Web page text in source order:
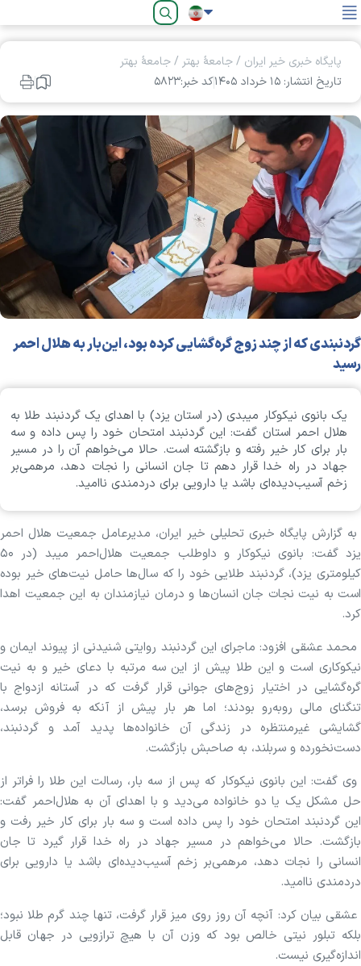
فارسی
پایگاه خبری خیر ایران /جامعۀ بهتر /جامعۀ بهتر
تاریخ انتشار: ۱۵ خرداد ۱۴۰۵
کد خبر:۵۸۲۳
گردنبندی که از چند زوج گره‌گشایی کرده بود، این‌بار به هلال احمر
رسید
یک بانوی نیکوکار میبدی (در استان یزد) با اهدای یک گردنبند طلا به
هلال احمر استان گفت: این گردنبند امتحان خود را پس داده و سه
بار برای کار خیر رفته و بازگشته است. حالا می‌خواهم آن را در مسیر
جهاد در راه خدا قرار دهم تا جان انسانی را نجات دهد، مرهمی‌بر
زخم آسیب‌دیده‌ای باشد یا دارویی برای دردمندی ناامید.
به گزارش پایگاه خبری تحلیلی خیر ایران، مدیرعامل جمعیت هلال احمر
یزد گفت: بانوی نیکوکار و داوطلب جمعیت هلال‌احمر میبد (در ۵۰
کیلومتری یزد)، گردنبند طلایی خود را که سال‌ها حامل نیت‌های خیر بوده
است به نیت نجات جان انسان‌ها و درمان نیازمندان به این جمعیت اهدا
کرد.
محمد عشقی افزود: ماجرای این گردنبند روایتی شنیدنی از پیوند ایمان و
نیکوکاری است و این طلا پیش از این سه مرتبه با دعای خیر و به نیت
گره‌گشایی در اختیار زوج‌های جوانی قرار گرفت که در آستانه ازدواج با
تنگنای مالی روبه‌رو بودند؛ اما هر بار پیش از آنکه به فروش برسد،
گشایشی غیرمنتظره در زندگی آن خانواده‌ها پدید آمد و گردنبند،
دست‌نخورده و سربلند، به صاحبش بازگشت.
وی گفت: این بانوی نیکوکار که پس از سه بار، رسالت این طلا را فراتر از
حل مشکل یک یا دو خانواده می‌دید و با اهدای آن به هلال‌احمر گفت:
این گردنبند امتحان خود را پس داده است و سه بار برای کار خیر رفت و
بازگشت. حالا می‌خواهم در مسیر جهاد در راه خدا قرار گیرد تا جان
انسانی را نجات دهد، مرهمی‌بر زخم آسیب‌دیده‌ای باشد یا دارویی برای
دردمندی ناامید.
عشقی بیان کرد: آنچه آن روز روی میز قرار گرفت، تنها چند گرم طلا نبود؛
بلکه تبلور نیتی خالص بود که وزن آن با هیچ ترازویی در جهان قابل
اندازه‌گیری نیست.